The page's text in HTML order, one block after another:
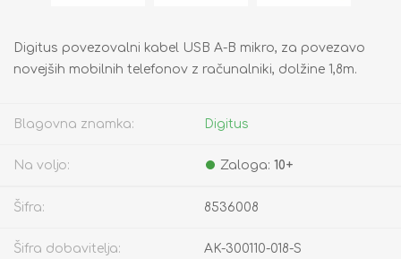
Digitus povezovalni kabel USB A-B mikro, za povezavo
novejših mobilnih telefonov z računalniki, dolžine 1,8m.
Blagovna znamka: Digitus
Na voljo: Zaloga: 10+
Šifra: 8536008
Šifra dobavitelja: AK-300110-018-S